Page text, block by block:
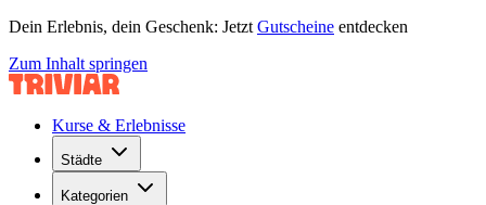
Dein Erlebnis, dein Geschenk: Jetzt Gutscheine entdecken
Zum Inhalt springen
Kurse & Erlebnisse
Städte
Kategorien